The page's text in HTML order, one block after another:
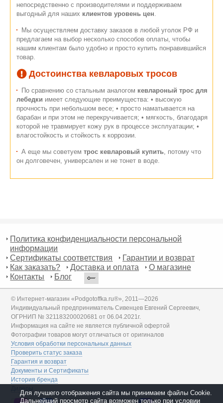
непосредственно с производителями и поддерживаем
выгодный для наших клиентов уровень цен
Мы осуществляем доставку заказов в любой уголок РФ и
предлагаем на выбор несколько способов оплаты, чтобы
нашим клиентам было удобно и просто купить понравившийся
товар.
Достоинства кевларовых тросов
По сравнению со стальным аналогом кевлароный трос для
лебедки имеет следующие преимущества: • высокую
прочность при небольшом весе; • просто наматывается на
барабан и при этом не перекручивается; • мягкость, благодаря
которой не травмирует кожу рук в процессе эксплуатации; •
влагостойкость и стойкость к коррозии.
А еще мы советуем трос кевларовый купить, потому что
он долговечен, универсален и не тонет в воде.
Политика конфиденциальности персональной
информации
Сертификаты соответствия
Гарантии и возврат
Как заказать?
Доставка и оплата
О магазине
Контакты
Блог
© Интернет-магазин «Podgotoffka.ru®», 2011—2026
Индивидуальный предприниматель Сивенцев Евгений Сергеевич,
ОГРНИП № 321183200020681 от 06.04.2021г.
Информация на сайте не является публичной офертой
Фотографии товаров могут отличаться от оригиналов
Условия обработки персональных данных
Проверить статус заказа
Гарантия и возврат
Документы и Сертификаты
История бренда
Дилеры
Для лучшего отображения сайта мы принимаем файлы Cookie.
Дальнейший просмотр сайта возможен только при условии